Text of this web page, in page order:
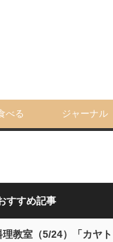
べる ジャーナル
すすめ記事
理教室（5/24）「カヤト